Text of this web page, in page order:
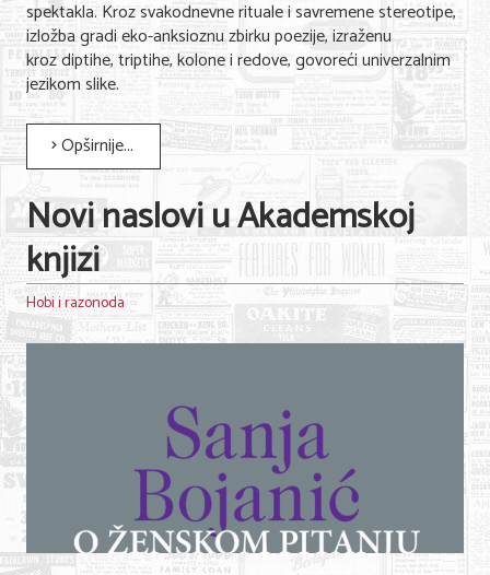
spektakla. Kroz svakodnevne rituale i savremene stereotipe,
izložba gradi eko-anksioznu zbirku poezije, izraženu
kroz diptihe, triptihe, kolone i redove, govoreći univerzalnim
jezikom slike.
Opširnije...
Novi naslovi u Akademskoj
knjizi
Hobi i razonoda